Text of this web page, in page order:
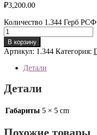
₽3,200.00
Количество 1.344 Герб
В корзину
Артикул: 1.344 Категория:
Детали
Детали
Габариты 5 × 5 cm
Похожие товары